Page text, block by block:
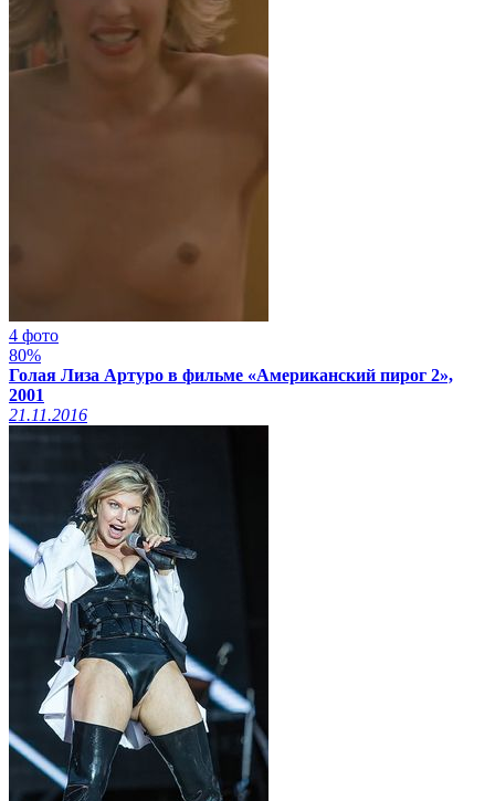
4 фото
80%
Голая Лиза Артуро в фильме «Американский пирог 2»,
2001
21.11.2016